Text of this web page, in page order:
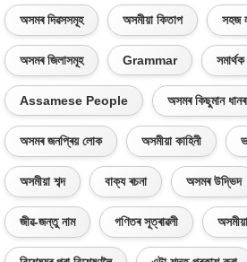
অসমৰ দিৱসসমূহ অসমীয়া কিতাপ সহজ
অসমৰ জিলাসমূহ Grammar সমাৰ্থক
Assamese People অসমৰ কিছুমান
অসমৰ জনপ্ৰিয় লোক অসমীয়া কাহিনী
অসমীয়া শব্দ বাক্য ৰচনা অসমৰ উদ্ভিদ
জীৱ-জন্তু নাম গণিতৰ সূত্ৰাৱলী